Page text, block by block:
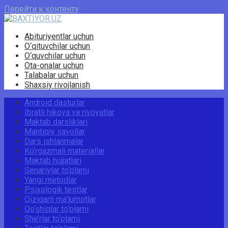
Перейти к контенту
Abituriyentlar uchun
O‘qituvchilar uchun
O‘quvchilar uchun
Ota-onalar uchun
Talabalar uchun
Shaxsiy rivojlanish
Android dasturlar
Ibratli hikoya va rivoyatlar
Maktab darsliklari
Mantiqiy savollar
Dars ishlanmalar
Ko‘rgazmali materiallar
Maktab hujjatlari
Senariylar to‘plami
Yangi metodlar
Psixologik testlar
Qiziqarli ma’lumotlar
Qo‘shiqlar to‘plami
She’rlar to‘plami